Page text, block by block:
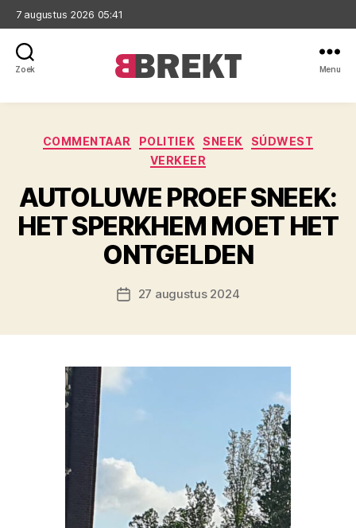
7 augustus 2026 05:41
Zoek Menu
Categorieën
COMMENTAAR POLITIEK SNEEK
SÚDWEST
VERKEER
AUTOLUWE PROEF SNEEK:
HET SPERKHEM MOET HET
ONTGELDEN
Berichtdatum
27 augustus 2024